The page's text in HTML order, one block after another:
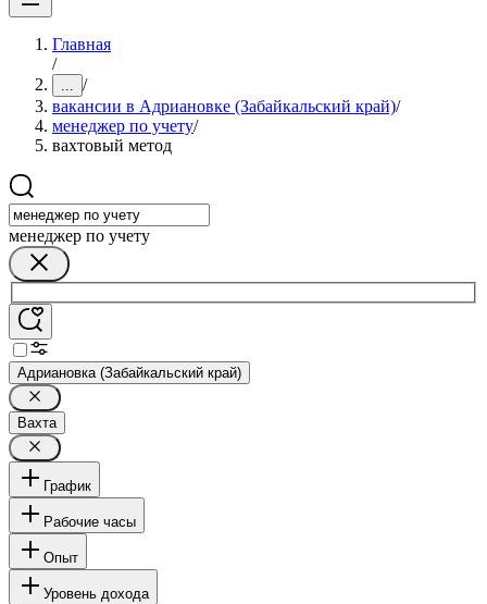
Главная
/
... /
вакансии в Адриановке (Забайкальский край)/
менеджер по учету/
вахтовый метод
менеджер по учету
Адриановка (Забайкальский край)
Вахта
График
Рабочие часы
Опыт
Уровень дохода